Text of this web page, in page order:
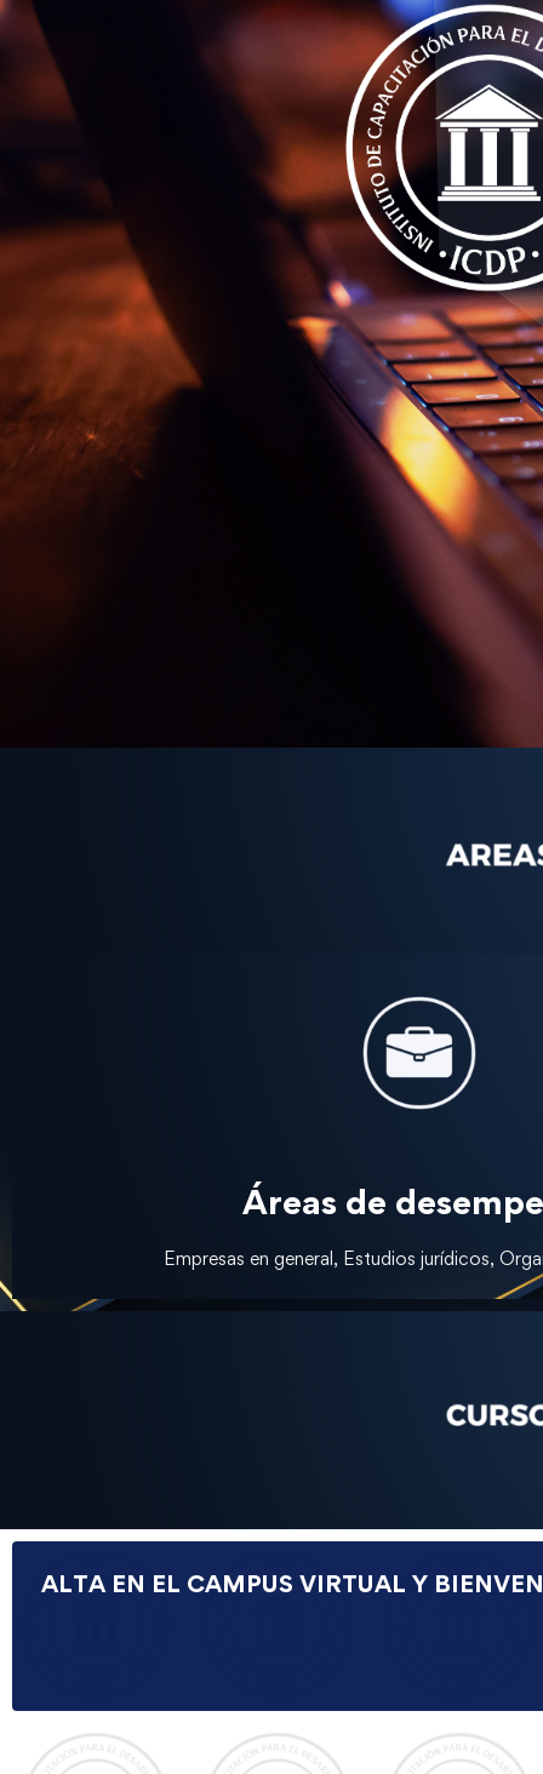
Áreas de
Empresas en general, Estudios jurídicos,
ALTA EN EL CAMPUS VIRTUAL Y